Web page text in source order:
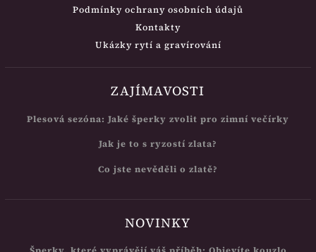
Podmínky ochrany osobních údajů
Kontakty
Ukázky rytí a gravírování
ZAJÍMAVOSTI
Plesová sezóna: Jaké šperky zvolit pro zimní večírky
Jak je to s ryzostí zlata?
Co jste nevěděli o zlatě?
NOVINKY